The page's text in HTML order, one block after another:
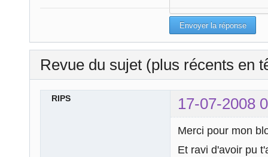
Revue du sujet (plus récents en
RIPS 17-07-2008
Merci pour mon
Et ravi d'avoir pu